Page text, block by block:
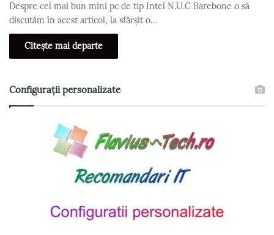
Despre cel mai bun mini pc de tip Intel N.U.C Barebone o să
discutăm în acest articol, la sfârșit o…
Citește mai departe
Configurații personalizate